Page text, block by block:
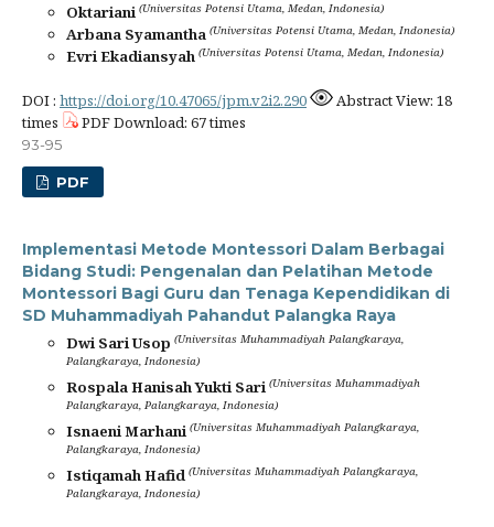
Oktariani (Universitas Potensi Utama, Medan, Indonesia)
Arbana Syamantha (Universitas Potensi Utama, Medan, Indonesia)
Evri Ekadiansyah (Universitas Potensi Utama, Medan, Indonesia)
DOI : https://doi.org/10.47065/jpm.v2i2.290
Abstract View: 18
times
PDF Download: 67 times
93-95
PDF
Implementasi Metode Montessori Dalam Berbagai
Bidang Studi: Pengenalan dan Pelatihan Metode
Montessori Bagi Guru dan Tenaga Kependidikan di
SD Muhammadiyah Pahandut Palangka Raya
Dwi Sari Usop (Universitas Muhammadiyah Palangkaraya,
Palangkaraya, Indonesia)
Rospala Hanisah Yukti Sari (Universitas Muhammadiyah
Palangkaraya, Palangkaraya, Indonesia)
Isnaeni Marhani (Universitas Muhammadiyah Palangkaraya,
Palangkaraya, Indonesia)
Istiqamah Hafid (Universitas Muhammadiyah Palangkaraya,
Palangkaraya, Indonesia)